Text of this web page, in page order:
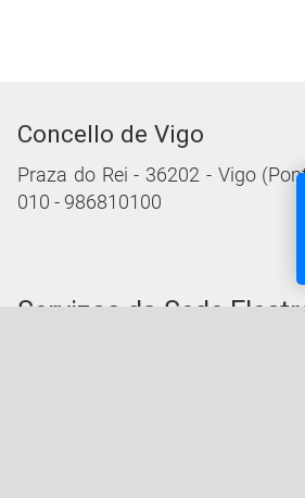
Concello de Vigo
Praza do Rei - 36202 - Vigo
010 - 986810100
Servizos da Sede